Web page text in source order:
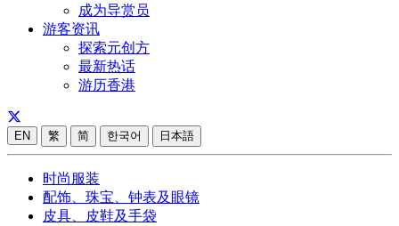
成为导赏员
游客资讯
探索元创方
最新热话
游历香港
EN 繁 简 한국어 日本語
时尚服装
配饰、珠宝、钟表及眼镜
皮具、皮鞋及手袋